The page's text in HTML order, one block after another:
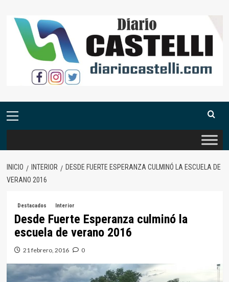
contenido
Menú
INICIO INTERIOR
DESDE FUERTE ESPERANZA CULMINÓ LA ESCUELA DE
VERANO 2016
Destacados Interior
Desde Fuerte Esperanza culminó la
escuela de verano 2016
21 febrero, 2016 0